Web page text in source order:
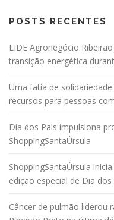
POSTS RECENTES
LIDE Agronegócio
transição energética
Uma fatia de
recursos para pessoas
Dia dos Pais impulsiona
ShoppingSantaÚrsula
ShoppingSantaÚrsula
edição especial de Dia dos
Câncer de pulmão liderou